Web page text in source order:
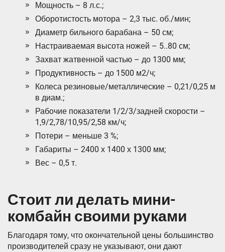
Мощность – 8 л.с.;
Оборотистость мотора – 2,3 тыс. об./мин;
Диаметр бильного барабана – 50 см;
Настраиваемая высота ножей – 5..80 см;
Захват жатвенной частью – до 1300 мм;
Продуктивность – до 1500 м2/ч;
Колеса резиновые/металлические – 0,21/0,25 м
в диам.;
Рабочие показатели 1/2/3/задней скорости –
1,9/2,78/10,95/2,58 км/ч;
Потери – меньше 3 %;
Габариты – 2400 х 1400 х 1300 мм;
Вес – 0,5 т.
Стоит ли делать мини-
комбайн своими руками
Благодаря тому, что окончательной цены большинство
производителей сразу не указывают, они дают